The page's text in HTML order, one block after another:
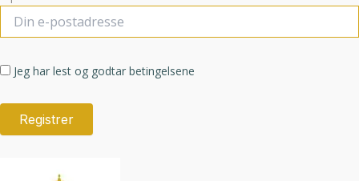
Jeg har lest og godtar betingelsene